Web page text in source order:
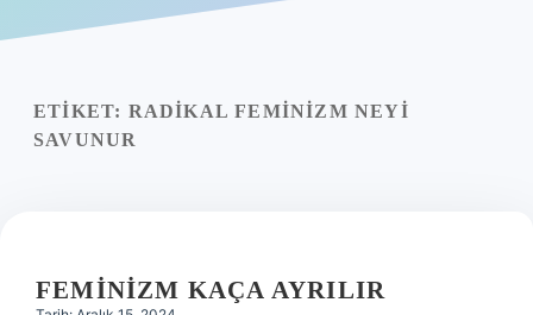
Yasal Uyarı
ETIKET: RADIKAL FEMINIZM NEYI
SAVUNUR
FEMINIZM KAÇA AYRILIR